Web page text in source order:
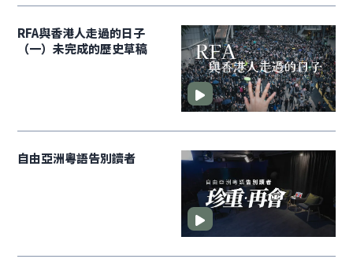
RFA與香港人走過的日子
（一）未完成的歷史草稿
自由亞洲粵語告別讀者